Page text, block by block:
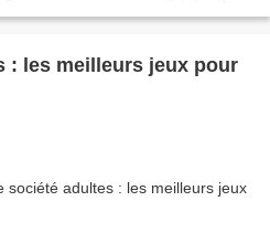
: les meilleurs jeux pour